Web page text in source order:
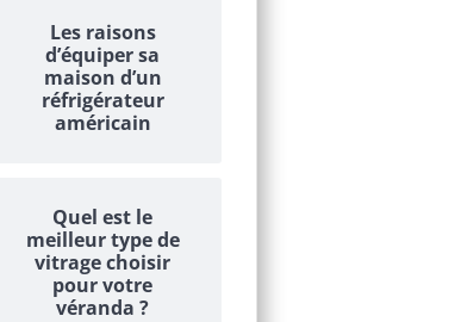
Les raisons
d’équiper sa
maison d’un
réfrigérateur
américain
Quel est le
meilleur type de
vitrage choisir
pour votre
véranda ?